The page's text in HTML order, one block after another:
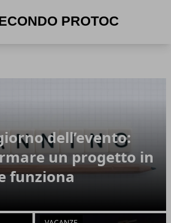
dell’evento:
un progetto in
funziona